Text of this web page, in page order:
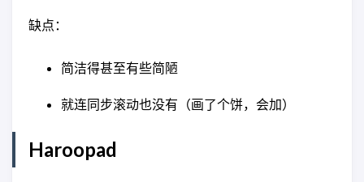
缺点：
简洁得甚至有些简陋
就连同步滚动也没有（画了个饼，会加）
Haroopad